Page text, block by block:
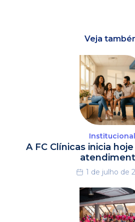
Veja
Institucional
A FC Clínicas inicia
1 de julho de